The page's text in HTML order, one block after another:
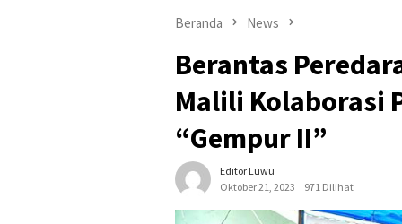
Beranda News
Berantas
Malili Kolaborasi
“Gempur II”
Editor Luwu
Oktober 21, 2023
971 Dilihat